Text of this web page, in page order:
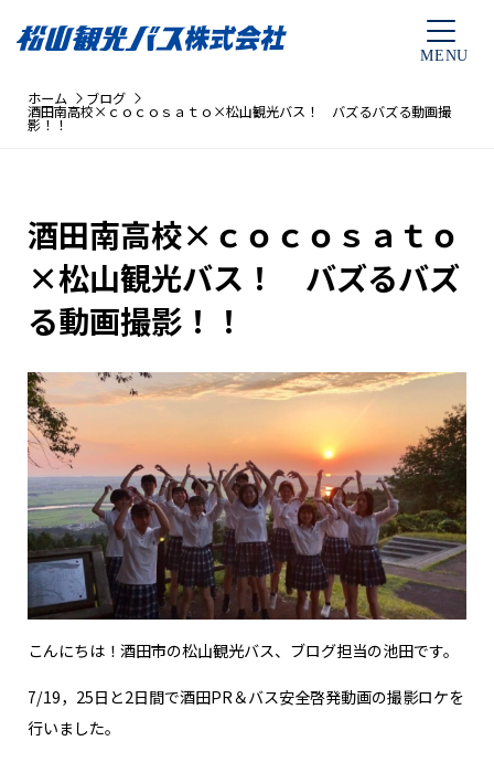
ホーム ブログ
酒田南高校×ｃｏｃｏｓａｔｏ×松山観光バス！ バズるバズる動画撮
影！！
酒田南高校×ｃｏｃｏｓａｔｏ
×松山観光バス！ バズるバズ
る動画撮影！！
こんにちは！酒田市の松山観光バス、ブログ担当の池田です。
7/19，25日と2日間で酒田PR＆バス安全啓発動画の撮影ロケを
行いました。